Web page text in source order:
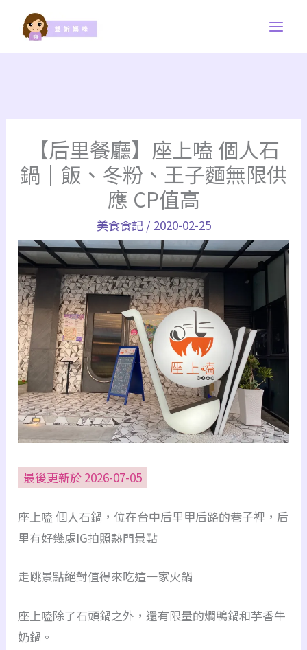
【后里餐廳】座上嗑 個人石
鍋｜飯、冬粉、王子麵無限供
應 CP值高
美食食記/ 2020-02-25
最後更新於 2026-07-05
座上嗑 個人石鍋，位在台中后里甲后路的巷子裡，后
里有好幾處IG拍照熱門景點
走跳景點絕對值得來吃這一家火鍋
座上嗑除了石頭鍋之外，還有限量的燜鴨鍋和芋香牛
奶鍋。